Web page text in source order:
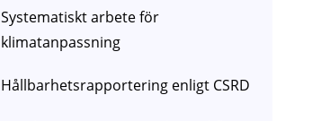
Systematiskt arbete för
klimatanpassning
Hållbarhetsrapportering enligt CSRD